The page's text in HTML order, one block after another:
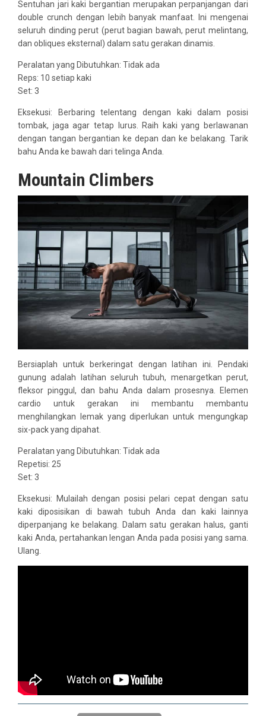
Sentuhan jari kaki bergantian merupakan perpanjangan dari
double crunch dengan lebih banyak manfaat. Ini mengenai
seluruh dinding perut (perut bagian bawah, perut melintang,
dan obliques eksternal) dalam satu gerakan dinamis.
Peralatan yang Dibutuhkan: Tidak ada
Reps: 10 setiap kaki
Set: 3
Eksekusi: Berbaring telentang dengan kaki dalam posisi
tombak, jaga agar tetap lurus. Raih kaki yang berlawanan
dengan tangan bergantian ke depan dan ke belakang. Tarik
bahu Anda ke bawah dari telinga Anda.
Mountain Climbers
Bersiaplah untuk berkeringat dengan latihan ini. Pendaki
gunung adalah latihan seluruh tubuh, menargetkan perut,
fleksor pinggul, dan bahu Anda dalam prosesnya. Elemen
cardio untuk gerakan ini membantu membantu
menghilangkan lemak yang diperlukan untuk mengungkap
six-pack yang dipahat.
Peralatan yang Dibutuhkan: Tidak ada
Repetisi: 25
Set: 3
Eksekusi: Mulailah dengan posisi pelari cepat dengan satu
kaki diposisikan di bawah tubuh Anda dan kaki lainnya
diperpanjang ke belakang. Dalam satu gerakan halus, ganti
kaki Anda, pertahankan lengan Anda pada posisi yang sama.
Ulang.